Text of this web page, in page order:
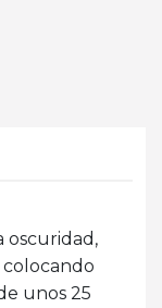
oscuridad,
unos 25